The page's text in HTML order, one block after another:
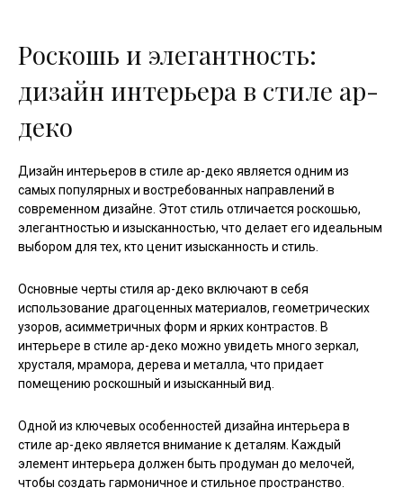
Роскошь и элегантность:
дизайн интерьера в стиле ар-
деко
Дизайн интерьеров в стиле ар-деко является одним из
самых популярных и востребованных направлений в
современном дизайне. Этот стиль отличается роскошью,
элегантностью и изысканностью, что делает его идеальным
выбором для тех, кто ценит изысканность и стиль.
Основные черты стиля ар-деко включают в себя
использование драгоценных материалов, геометрических
узоров, асимметричных форм и ярких контрастов. В
интерьере в стиле ар-деко можно увидеть много зеркал,
хрусталя, мрамора, дерева и металла, что придает
помещению роскошный и изысканный вид.
Одной из ключевых особенностей дизайна интерьера в
стиле ар-деко является внимание к деталям. Каждый
элемент интерьера должен быть продуман до мелочей,
чтобы создать гармоничное и стильное пространство.